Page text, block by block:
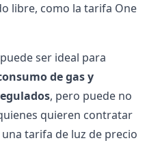
libre, como la tarifa One
ser ideal para
de gas y
, pero puede no
quieren contratar
tarifa de luz de precio